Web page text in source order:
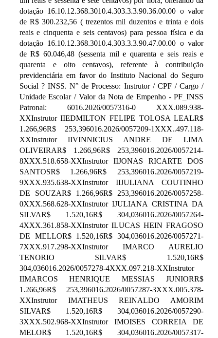
dotação 16.10.12.368.3010.4.303.3.3.90.36.00.00 o valor
de R$ 300.232,56 ( trezentos mil duzentos e trinta e dois
reais e cinquenta e seis centavos) para pessoa física e da
dotação 16.10.12.368.3010.4.303.3.3.90.47.00.00 o valor
de R$ 60.046,48 (sessenta mil e quarenta e seis reais e
quarenta e oito centavos), referente à contribuição
previdenciária em favor do Instituto Nacional do Seguro
Social ? INSS. N° de Processo: Instrutor / CPF / Cargo /
Unidade Escolar / Valor da Nota de Empenho - PF_INSS
Patronal: 6016.2026/0057316-0 XXX.089.938-
XXInstrutor IIEDMILTON FELIPE TOLOSA LEALR$
1.266,96R$ 253,396016.2026/0057209-1XXX..497.118-
XXInstrutor IIVINNICIUS ANDRE DE LIMA
OLIVEIRAR$ 1.266,96R$ 253,396016.2026/0057214-
8XXX.518.658-XXInstrutor IIJONAS RICARTE DOS
SANTOSR$ 1.266,96R$ 253,396016.2026/0057219-
9XXX.935.638-XXInstrutor IIJULIANA COUTINHO
DE SOUZAR$ 1.266,96R$ 253,396016.2026/0057258-
0XXX.568.628-XXInstrutor IJULIANA CRISTINA DA
SILVAR$ 1.520,16R$ 304,036016.2026/0057264-
4XXX.361.858-XXInstrutor ILUCAS HEIN FRAGOSO
DE MELLOR$ 1.520,16R$ 304,036016.2026/0057271-
7XXX.917.298-XXInstrutor IMARCO AURELIO
TENORIO SILVAR$ 1.520,16R$
304,036016.2026/0057278-4XXX.097.218-XXInstrutor
IIMARCOS HENRIQUE MESSIAS JUNIORR$
1.266,96R$ 253,396016.2026/0057287-3XXX.005.378-
XXInstrutor IMATHEUS REINALDO AMORIM
SILVAR$ 1.520,16R$ 304,036016.2026/0057290-
3XXX.502.968-XXInstrutor IMOISES CORREIA DE
MELOR$ 1.520,16R$ 304,036016.2026/0057317-